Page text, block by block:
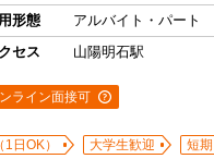
形態
アルバイト・パート
セス
山陽明石駅
ライン面接可
日OK） 大学生歓迎 短期